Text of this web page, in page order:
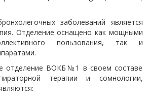
заболеваний является
Отделение оснащено как мощными
пользования, так и
отделение ВОКБ№1 в своем составе
терапии и сомнологии,